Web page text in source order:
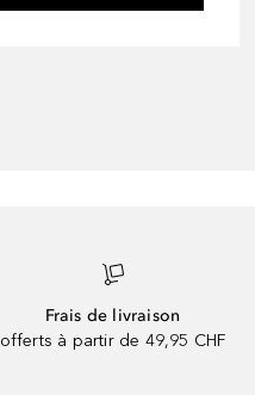
Frais de livraison
offerts à partir de 49,95 CHF